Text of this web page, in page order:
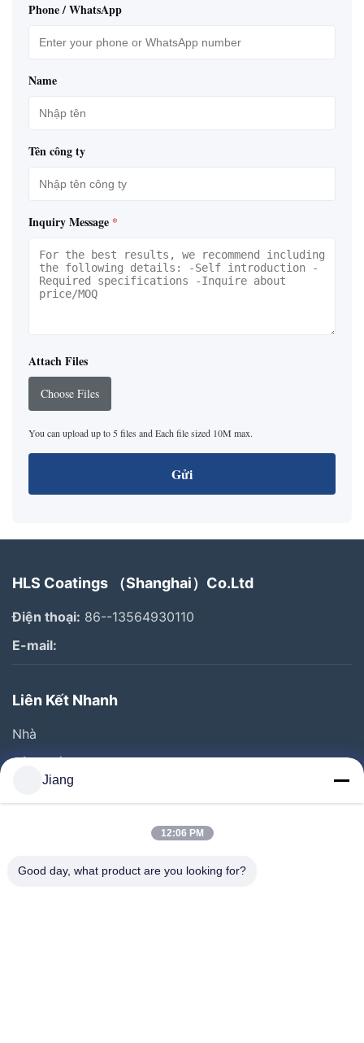
Phone / WhatsApp
Name
Tên công ty
Inquiry Message *
Attach Files
Choose Files
You can upload up to 5 files and Each file sized 10M max.
Gửi
HLS Coatings （Shanghai）Co.Ltd
Điện thoại: 86--13564930110
E-mail:
Liên Kết Nhanh
Nhà
Sản Phẩm
Chuyến Tham Quan Nhà Máy
Jiang
12:06 PM
Good day, what product are you looking for?